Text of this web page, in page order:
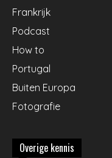
Frankrijk
Podcast
How to
Portugal
Buiten Europa
Fotografie
Overige kennis